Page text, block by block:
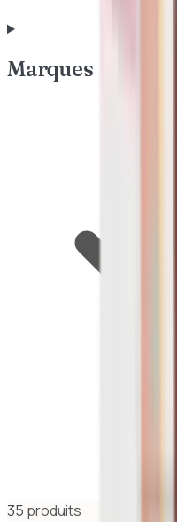
Marques
35 produits